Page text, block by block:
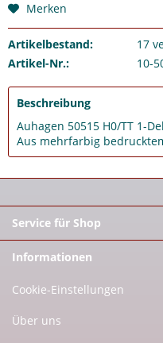
Merken
Artikelbestand: 17
Artikel-Nr.:
10-
Beschreibung
Auhagen 50515 H0/TT 1-
Aus mehrfarbig
Service für Shop
Informationen
Cookie-Einstellungen
Über uns